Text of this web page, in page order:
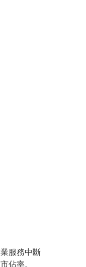
服務中斷
佔率。